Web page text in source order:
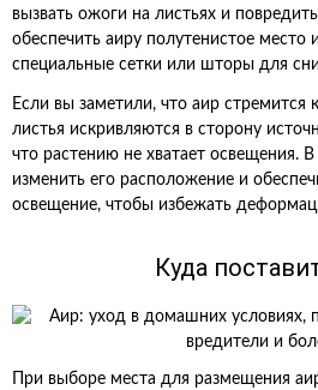
вызвать ожоги на листьях и
обеспечить аиру полутенистое место
специальные сетки или шторы для
Если вы заметили, что аир стремится
листья искривляются в сторону
что растению не хватает освещения.
изменить его расположение и
освещение, чтобы избежать
Куда
При выборе места для размещения